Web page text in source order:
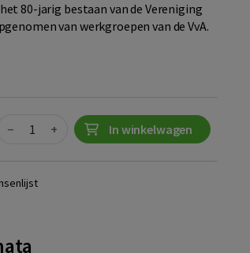
80-jarig bestaan van de Vereniging
van werkgroepen van de VvA.
Quantity
− + In winkelwagen